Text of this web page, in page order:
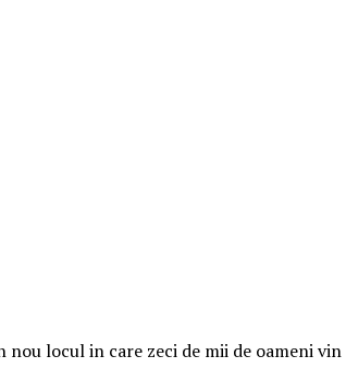
locul in care zeci de mii de oameni